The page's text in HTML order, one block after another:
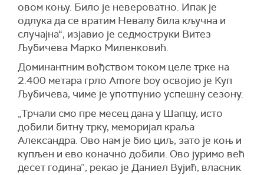
овом коњу. Било је невероватно. Ипак је
одлука да се вратим Невалу била кључна и
случајна“, изјавио је седмоструки Витез
Љубичева Марко Миленковић.
Доминантним вођством током целе трке на
2.400 метара грло Amore boy освојио је Куп
Љубичева, чиме је употпунио успешну сезону.
„Трчали смо пре месец дана у Шапцу, исто
добили битну трку, меморијал краља
Александра. Ово нам је био циљ, зато је коњ и
купљен и ево коначно добили. Ово јуримо већ
десет година”, рекао је Даниел Вујић, власник